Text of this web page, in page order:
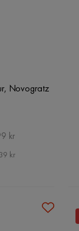
Novogratz
kr
kr